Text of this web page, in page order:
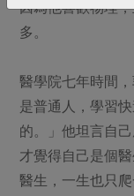
因為他喜歡物理
多。
醫學院七年時間
是普通人，學習
的。」他坦言自
才覺得自己是個
醫生，一生也只